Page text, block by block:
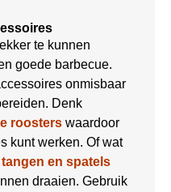
te kunnen
goede barbecue.
onmisbaar
Denk
roosters waardoor
kunt werken. Of wat
tangen en spatels
draaien. Gebruik